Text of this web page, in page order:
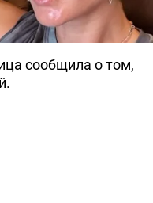
сообщила о том,